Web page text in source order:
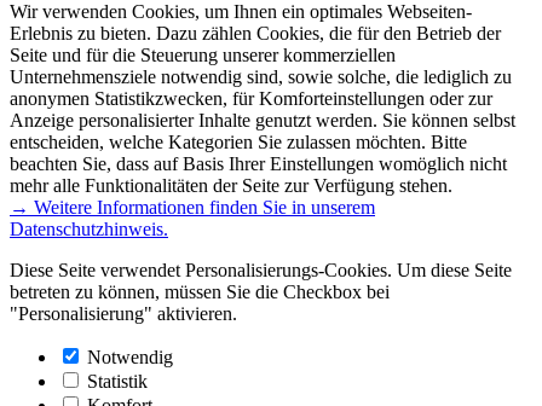
Wir verwenden Cookies, um Ihnen ein optimales Webseiten-
Erlebnis zu bieten. Dazu zählen Cookies, die für den Betrieb der
Seite und für die Steuerung unserer kommerziellen
Unternehmensziele notwendig sind, sowie solche, die lediglich zu
anonymen Statistikzwecken, für Komforteinstellungen oder zur
Anzeige personalisierter Inhalte genutzt werden. Sie können selbst
entscheiden, welche Kategorien Sie zulassen möchten. Bitte
beachten Sie, dass auf Basis Ihrer Einstellungen womöglich nicht
mehr alle Funktionalitäten der Seite zur Verfügung stehen.
→ Weitere Informationen finden Sie in unserem
Datenschutzhinweis.
Diese Seite verwendet Personalisierungs-Cookies. Um diese Seite
betreten zu können, müssen Sie die Checkbox bei
"Personalisierung" aktivieren.
Notwendig
Statistik